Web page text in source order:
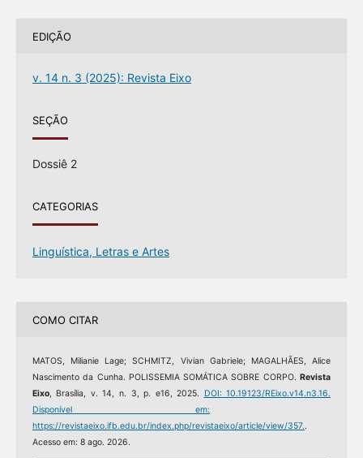
EDIÇÃO
v. 14 n. 3 (2025): Revista Eixo
SEÇÃO
Dossiê 2
CATEGORIAS
Linguística, Letras e Artes
COMO CITAR
MATOS, Milianie Lage; SCHMITZ, Vivian Gabriele; MAGALHÃES, Alice
Nascimento da Cunha. POLISSEMIA SOMÁTICA SOBRE CORPO.Revista
Eixo, Brasília, v. 14, n. 3, p. e16, 2025.
DOI: 10.19123/REixo.v14.n3.16.
Disponível em:
https://revistaeixo.ifb.edu.br/index.php/revistaeixo/article/view/357..
Acesso em: 8 ago. 2026.